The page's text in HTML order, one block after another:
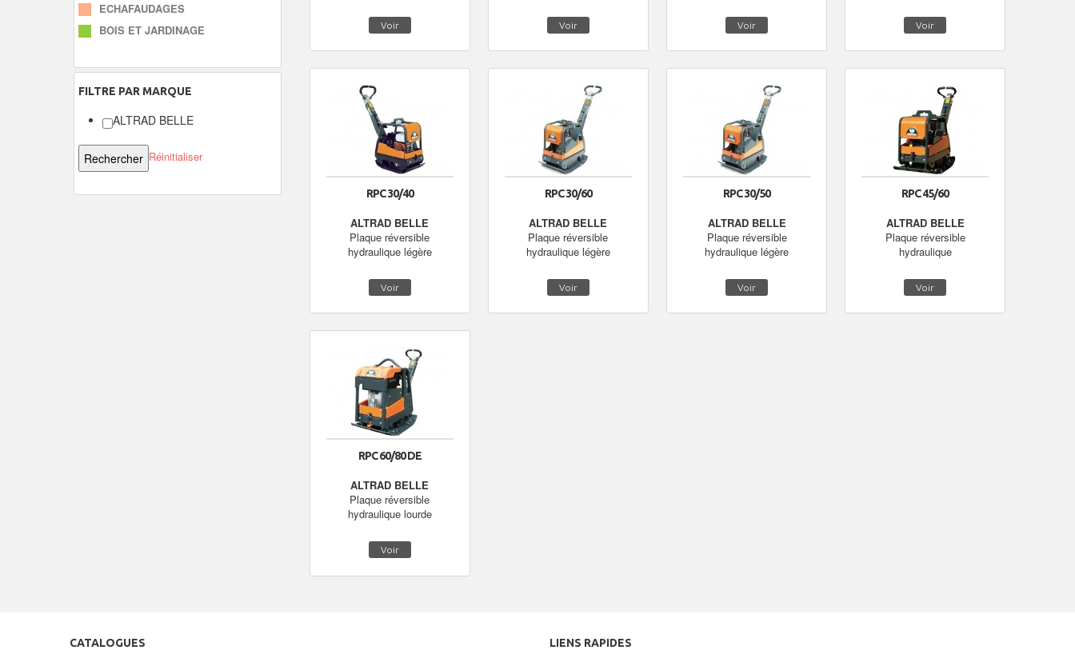
ECHAFAUDAGES
BOIS ET JARDINAGE
FILTRE PAR MARQUE
ALTRAD BELLE
Réinitialiser
Voir Voir Voir Voir
RPC 30/40
ALTRAD BELLE
Plaque réversible
hydraulique légère
Voir
RPC 30/60
ALTRAD BELLE
Plaque réversible
hydraulique légère
Voir
RPC 30/50
ALTRAD BELLE
Plaque réversible
hydraulique légère
Voir
RPC 45/60
ALTRAD BELLE
Plaque réversible
hydraulique
Voir
RPC 60/80 DE
ALTRAD BELLE
Plaque réversible
hydraulique lourde
Voir
CATALOGUES LIENS RAPIDES